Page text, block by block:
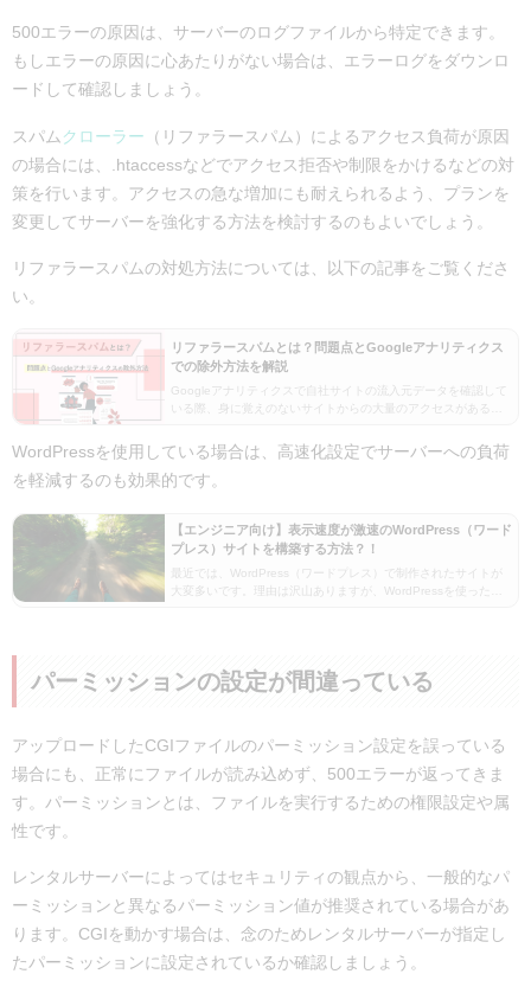
500エラーの原因は、サーバーのログファイルから特定できます。
もしエラーの原因に心あたりがない場合は、エラーログをダウンロ
ードして確認しましょう。
スパム クローラー （リファラースパム）によるアクセス負荷が原因
の場合には、.htaccessなどでアクセス拒否や制限をかけるなどの対
策を行います。アクセスの急な増加にも耐えられるよう、プランを
変更してサーバーを強化する方法を検討するのもよいでしょう。
リファラースパムの対処方法については、以下の記事をご覧くださ
い。
リファラースパムとは？問題点とGoogleアナリティクス
での除外方法を解説
Googleアナリティクスで自社サイトの流入元データを確認して
いる際、身に覚えのないサイトからの大量のアクセスがあると
と不安になりますよね。こういった不明なURL…
WordPressを使用している場合は、高速化設定でサーバーへの負荷
を軽減するのも効果的です。
【エンジニア向け】表示速度が激速のWordPress（ワード
プレス）サイトを構築する方法？！
最近では、WordPress（ワードプレス）で制作されたサイトが
大変多いです。理由は沢山ありますが、WordPressを使ったサ
パーミッションの設定が間違っている
アップロードしたCGIファイルのパーミッション設定を誤っている
場合にも、正常にファイルが読み込めず、500エラーが返ってきま
す。パーミッションとは、ファイルを実行するための権限設定や属
性です。
レンタルサーバーによってはセキュリティの観点から、一般的なパ
ーミッションと異なるパーミッション値が推奨されている場合があ
ります。CGIを動かす場合は、念のためレンタルサーバーが指定し
たパーミッションに設定されているか確認しましょう。